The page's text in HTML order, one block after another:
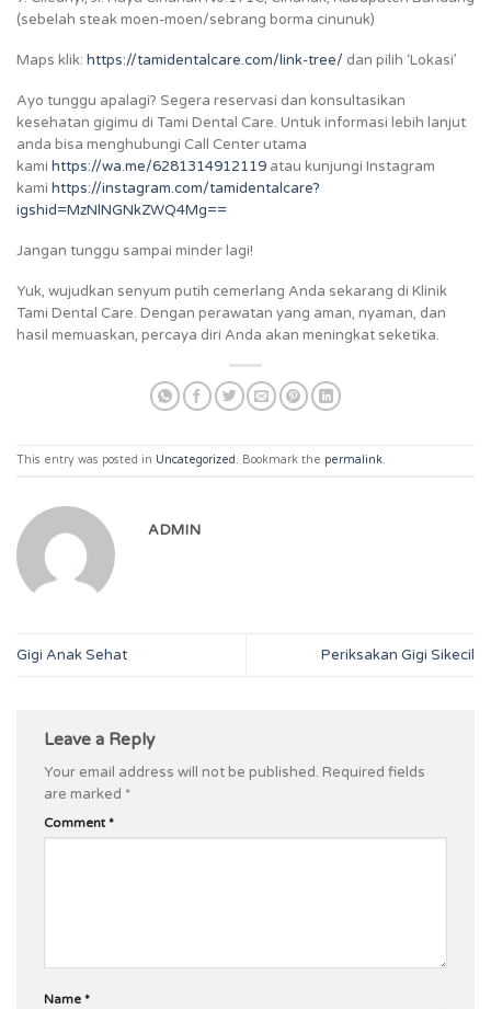
(sebelah steak moen-moen/sebrang borma cinunuk)
Maps klik: https://tamidentalcare.com/link-tree/ dan pilih ‘Lokasi’
Ayo tunggu apalagi? Segera reservasi dan konsultasikan
kesehatan gigimu di Tami Dental Care. Untuk informasi lebih lanjut
anda bisa menghubungi Call Center utama
kami https://wa.me/6281314912119 atau kunjungi Instagram
kami https://instagram.com/tamidentalcare?
igshid=MzNlNGNkZWQ4Mg==
Jangan tunggu sampai minder lagi!
Yuk, wujudkan senyum putih cemerlang Anda sekarang di Klinik
Tami Dental Care. Dengan perawatan yang aman, nyaman, dan
hasil memuaskan, percaya diri Anda akan meningkat seketika.
This entry was posted in Uncategorized. Bookmark the permalink.
ADMIN
Gigi Anak Sehat Periksakan Gigi Sikecil
Leave a Reply
Your email address will not be published. Required fields
are marked *
Comment *
Name *